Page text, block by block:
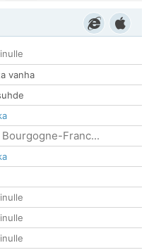
vanha
Bourgogne-Franc...